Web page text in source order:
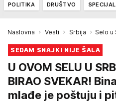
POLITIKA DRUŠTVO SPECIJAL
Naslovna Vesti Srbija Selo u
SEDAM SNAJKI NIJE ŠALA
U OVOM SELU U
BIRAO SVEKAR!
mlađe je poštuju i